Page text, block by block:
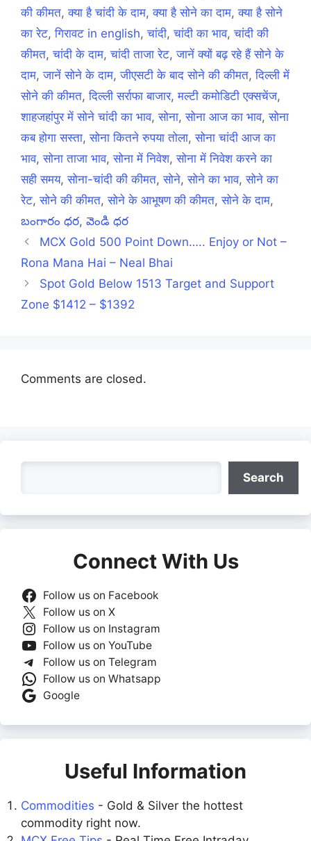
की कीमत,क्या है चांदी के दाम,क्या है सोने का दाम,क्या है सोने
का रेट,गिरावट in english,चांदी,चांदी का भाव,चांदी की
कीमत,चांदी के दाम,चांदी ताजा रेट,जानें क्यों बढ़ रहे हैं सोने के
दाम,जानें सोने के दाम,जीएसटी के बाद सोने की कीमत,दिल्ली में
सोने की कीमत,दिल्ली सर्राफा बाजार,मल्टी कमोडिटी एक्सचेंज,
शाहजहांपुर में सोने चांदी का भाव,सोना,सोना आज का भाव,सोना
कब होगा सस्ता,सोना कितने रुपया तोला,सोना चांदी आज का
भाव,सोना ताजा भाव,सोना में निवेश,सोना में निवेश करने का
सही समय,सोना-चांदी की कीमत,सोने,सोने का भाव,सोने का
रेट,सोने की कीमत,सोने के आभूषण की कीमत,सोने के दाम,
బంగారం ధర, వెండి ధర
MCX Gold 500 Point Down….. Enjoy or Not –
Rona Mana Hai – Neal Bhai
Spot Gold Below 1513 Target and Support
Zone $1412 – $1392
Comments are closed.
Search
Connect With Us
Follow us on Facebook
Follow us on X
Follow us on Instagram
Follow us on YouTube
Follow us on Telegram
Follow us on Whatsapp
Google
Useful Information
Commodities - Gold & Silver the hottest
commodity right now.